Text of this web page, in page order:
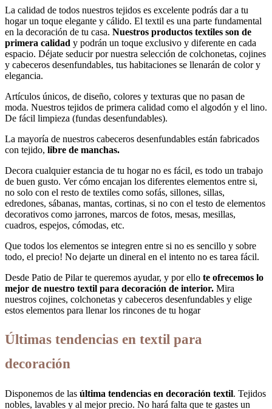
La calidad de todos nuestros tejidos es excelente podrás dar a tu
hogar un toque elegante y cálido. El textil es una parte fundamental
en la decoración de tu casa. Nuestros productos textiles son de
primera calidad y podrán un toque exclusivo y diferente en cada
espacio. Déjate seducir por nuestra selección de colchonetas, cojines
y cabeceros desenfundables, tus habitaciones se llenarán de color y
elegancia.
Artículos únicos, de diseño, colores y texturas que no pasan de
moda. Nuestros tejidos de primera calidad como el algodón y el lino.
De fácil limpieza (fundas desenfundables).
La mayoría de nuestros cabeceros desenfundables están fabricados
con tejido, libre de manchas.
Decora cualquier estancia de tu hogar no es fácil, es todo un trabajo
de buen gusto. Ver cómo encajan los diferentes elementos entre si,
no solo con el resto de textiles como sofás, sillones, sillas,
edredones, sábanas, mantas, cortinas, si no con el testo de elementos
decorativos como jarrones, marcos de fotos, mesas, mesillas,
cuadros, espejos, cómodas, etc.
Que todos los elementos se integren entre si no es sencillo y sobre
todo, el precio! No dejarte un dineral en el intento no es tarea fácil.
Desde Patio de Pilar te queremos ayudar, y por ello te ofrecemos lo
mejor de nuestro textil para decoración de interior. Mira
nuestros cojines, colchonetas y cabeceros desenfundables y elige
estos elementos para llenar los rincones de tu hogar
Últimas tendencias en textil para
decoración
Disponemos de las última tendencias en decoración textil. Tejidos
nobles, lavables y al mejor precio. No hará falta que te gastes un